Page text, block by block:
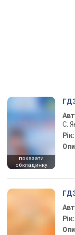
показати
обкладинку
С.
Рік:
Рік: